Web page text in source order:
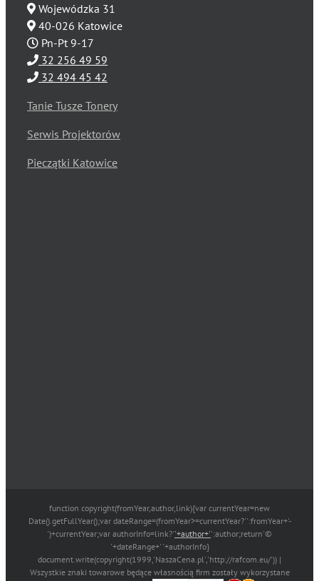
Wojewódzka 31
40-026 Katowice
Pn-Pt 9-17
32 256 49 59
32 494 45 42
Tanie Tusze Tonery
Serwis Projektorów
Pieczątki Katowice
function copyright(fromYear,author,link){var currentYear=new
Date().getFullYear();var dateRange=(fromYear>=currentYear?'':fromYear+'-
')+currentYear;var authorInfo=link?''+author+'':author;return'©
'+dateRange+' '+authorInfo}
document.write(copyright(1999,'NaszaCena.pl','http://rafcom.eu/')) |
Wszystkie znaki towarowe będące własnością firm zostały wykorzystane